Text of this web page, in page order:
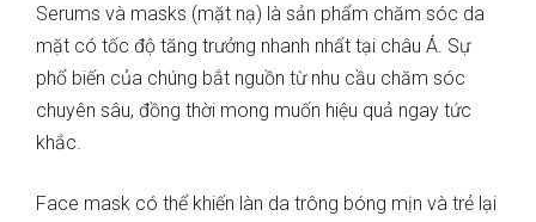
Serums và masks (mặt nạ) là sản phẩm chăm sóc da
mặt có tốc độ tăng trưởng nhanh nhất tại châu Á. Sự
phổ biến của chúng bắt nguồn từ nhu cầu chăm sóc
chuyên sâu, đồng thời mong muốn hiệu quả ngay tức
khắc.
Face mask có thể khiến làn da trông bóng mịn và trẻ lại